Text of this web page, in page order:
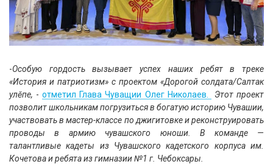
-Особую гордость вызывает успех наших ребят в треке
«История и патриотизм» с проектом «Дорогой солдата/Салтак
ҫулӗпе, -отметил Глава Чуващии Олег Николаев.
Этот проект
позволит школьникам погрузиться в богатую историю Чувашии,
участвовать в мастер-классе по джигитовке и реконструировать
проводы в армию чувашского юноши. В команде —
талантливые кадеты из Чувашского кадетского корпуса им.
Кочетова и ребята из гимназии №1 г. Чебоксары.